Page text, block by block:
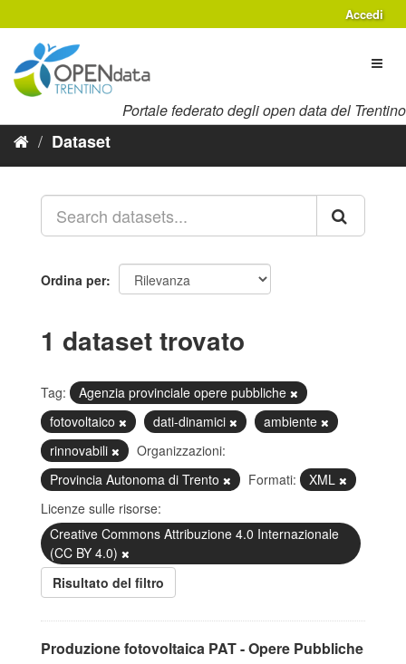
al
contenuto
Accedi
Portale federato degli open data del Trentino
Dataset
Ordina per
1 dataset trovato
Tag:
Agenzia provinciale opere pubbliche
fotovoltaico
dati-dinamici
ambiente
rinnovabili
Organizzazioni:
Provincia Autonoma di Trento
Formati:
XML
Licenze sulle risorse:
Creative Commons Attribuzione 4.0 Internazionale
(CC BY 4.0)
Risultato del filtro
Produzione fotovoltaica PAT - Opere Pubbliche